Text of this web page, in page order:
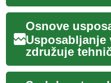
spretnosti,
v stroki, ki
v...
Usposabljanje
združuje
praktične
regulativne